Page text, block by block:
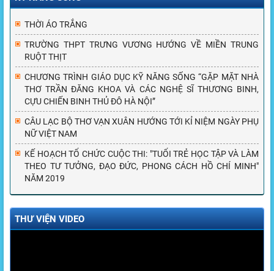
THỜI ÁO TRẮNG
TRƯỜNG THPT TRƯNG VƯƠNG HƯỚNG VỀ MIỀN TRUNG
RUỘT THỊT
CHƯƠNG TRÌNH GIÁO DỤC KỸ NĂNG SỐNG “GẶP MẶT NHÀ
THƠ TRẦN ĐĂNG KHOA VÀ CÁC NGHỆ SĨ THƯƠNG BINH,
CỰU CHIẾN BINH THỦ ĐÔ HÀ NỘI”
CÂU LẠC BỘ THƠ VẠN XUÂN HƯỚNG TỚI KỈ NIỆM NGÀY PHỤ
NỮ VIỆT NAM
KẾ HOẠCH TỔ CHỨC CUỘC THI: "TUỔI TRẺ HỌC TẬP VÀ LÀM
THEO TƯ TƯỞNG, ĐẠO ĐỨC, PHONG CÁCH HỒ CHÍ MINH"
NĂM 2019
THƯ VIỆN VIDEO